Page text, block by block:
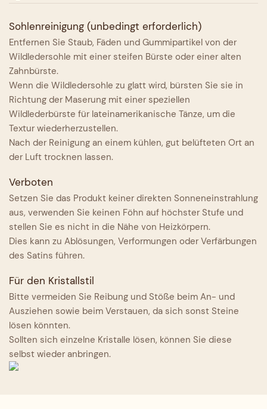
Sohlenreinigung (unbedingt erforderlich)
Entfernen Sie Staub, Fäden und Gummipartikel von der
Wildledersohle mit einer steifen Bürste oder einer alten
Zahnbürste.
Wenn die Wildledersohle zu glatt wird, bürsten Sie sie in
Richtung der Maserung mit einer speziellen
Wildlederbürste für lateinamerikanische Tänze, um die
Textur wiederherzustellen.
Nach der Reinigung an einem kühlen, gut belüfteten Ort an
der Luft trocknen lassen.
Verboten
Setzen Sie das Produkt keiner direkten Sonneneinstrahlung
aus, verwenden Sie keinen Föhn auf höchster Stufe und
stellen Sie es nicht in die Nähe von Heizkörpern.
Dies kann zu Ablösungen, Verformungen oder Verfärbungen
des Satins führen.
Für den Kristallstil
Bitte vermeiden Sie Reibung und Stöße beim An- und
Ausziehen sowie beim Verstauen, da sich sonst Steine ​​
lösen könnten.
Sollten sich einzelne Kristalle lösen, können Sie diese
selbst wieder anbringen.